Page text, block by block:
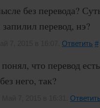
без перевода?
запилил перевод, нэ?
Ответить #
что перевод
него, так?
Ответить